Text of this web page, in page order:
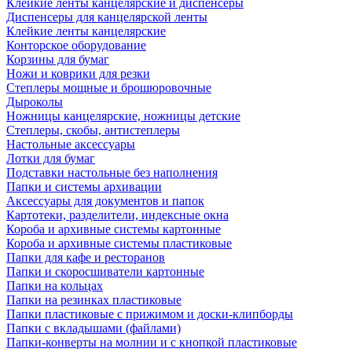
Клейкие ленты канцелярские и диспенсеры
Диспенсеры для канцелярской ленты
Клейкие ленты канцелярские
Конторское оборудование
Корзины для бумаг
Ножи и коврики для резки
Степлеры мощные и брошюровочные
Дыроколы
Ножницы канцелярские, ножницы детские
Степлеры, скобы, антистеплеры
Настольные аксессуары
Лотки для бумаг
Подставки настольные без наполнения
Папки и системы архивации
Аксессуары для документов и папок
Картотеки, разделители, индексные окна
Короба и архивные системы картонные
Короба и архивные системы пластиковые
Папки для кафе и ресторанов
Папки и скоросшиватели картонные
Папки на кольцах
Папки на резинках пластиковые
Папки пластиковые с прижимом и доски-клипборды
Папки с вкладышами (файлами)
Папки-конверты на молнии и с кнопкой пластиковые